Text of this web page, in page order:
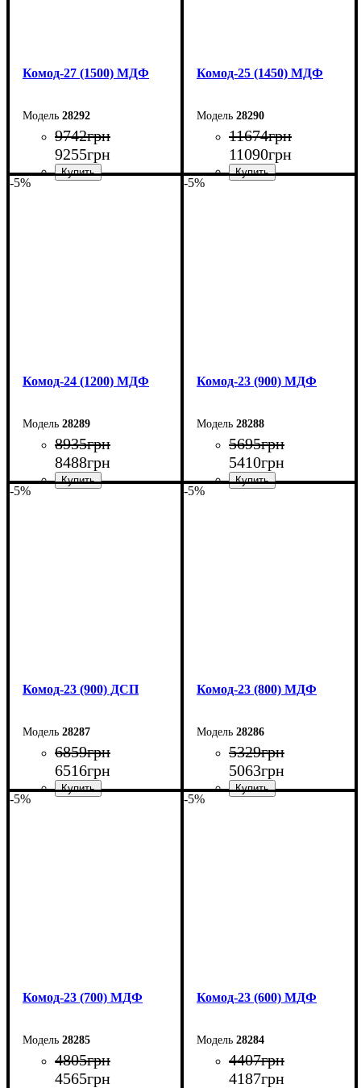
Комод-27 (1500) МДФ
28292
9742грн
9255грн
Комод-25 (1450) МДФ
28290
11674грн
11090грн
-5%
Комод-24 (1200) МДФ
28289
8935грн
8488грн
-5%
Комод-23 (900) МДФ
28288
5695грн
5410грн
-5%
Комод-23 (900) ДСП
28287
6859грн
6516грн
-5%
Комод-23 (800) МДФ
28286
5329грн
5063грн
-5%
Комод-23 (700) МДФ
28285
4805грн
4565грн
-5%
Комод-23 (600) МДФ
28284
4407грн
4187грн